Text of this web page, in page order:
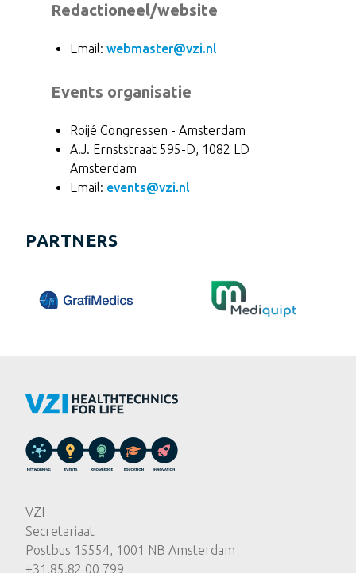
Redactioneel/website
Email: webmaster@vzi.nl
Events organisatie
Roijé Congressen - Amsterdam
A.J. Ernststraat 595-D, 1082 LD
Amsterdam
Email: events@vzi.nl
PARTNERS
VZI
Secretariaat
Postbus 15554, 1001 NB Amsterdam
+31.85.82 00 799